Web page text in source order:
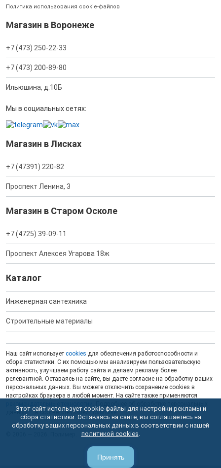
Политика использования cookie-файлов
Магазин в Воронеже
+7 (473) 250-22-33
+7 (473) 200-89-80
Ильюшина, д.10Б
Мы в социальных сетях:
Магазин в Лисках
+7 (47391) 220-82
Проспект Ленина, 3
Магазин в Старом Осколе
+7 (4725) 39-09-11
Проспект Алексея Угарова 18ж
Каталог
Инженерная сантехника
Строительные материалы
Наш сайт использует cookies для обеспечения работоспособности и
сбора статистики. С их помощью мы анализируем пользовательскую
активность, улучшаем работу сайта и делаем рекламу более
релевантной. Оставаясь на сайте, вы даете согласие на обработку ваших
персональных данных. Вы можете отключить сохранение cookies в
настройках браузера в любой момент. На сайте также применяются
данных — в соответствующейПолитике.
Этот сайт использует cookie-файлы для настройки рекламы и
сбора статистики. Оставаясь на сайте, вы соглашаетесь на
обработку ваших персональных данных в соответствии с нашей
политикой cookies.
Принять